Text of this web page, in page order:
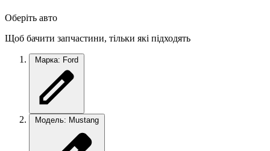
Оберіть авто
Щоб бачити запчастини, тільки які підходять
Марка: Ford
Модель: Mustang